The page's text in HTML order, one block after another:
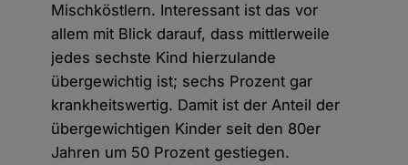
Mischköstlern. Interessant ist das vor
allem mit Blick darauf, dass mittlerweile
jedes sechste Kind hierzulande
übergewichtig ist; sechs Prozent gar
krankheitswertig. Damit ist der Anteil der
übergewichtigen Kinder seit den 80er
Jahren um 50 Prozent gestiegen.